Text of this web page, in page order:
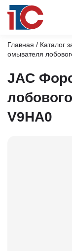
Главная / Каталог
омывателя
JAC
V9HA0